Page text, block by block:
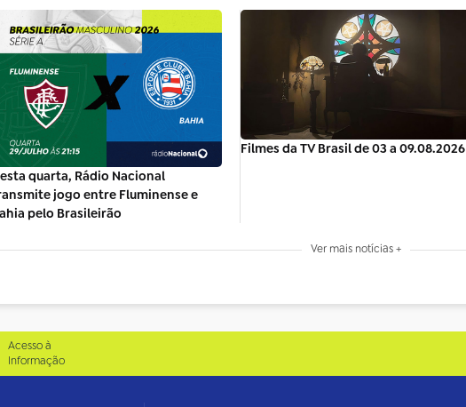
quarta, Rádio Nacional
jogo entre Fluminense e
pelo Brasileirão
Filmes da TV Brasil de 03 a 09.08.2026
Ver mais notícias +
Acesso à
Informação